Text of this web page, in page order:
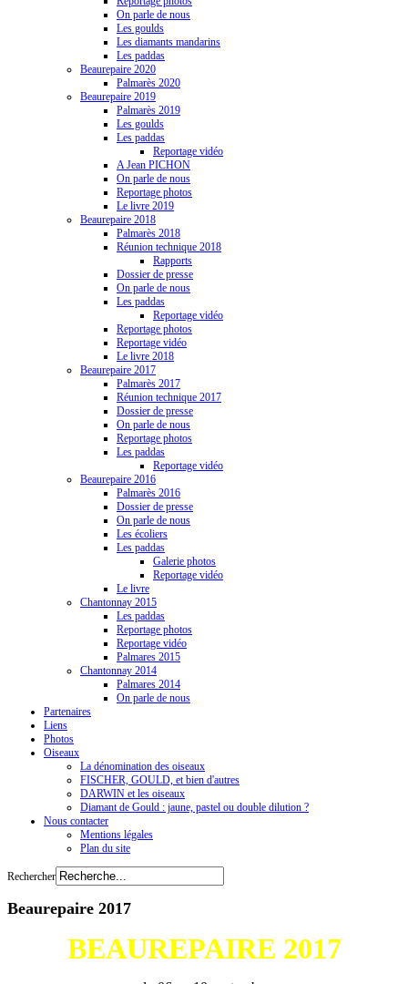
On parle de nous
Les goulds
Les diamants mandarins
Les paddas
Beaurepaire 2020
Palmarès 2020
Beaurepaire 2019
Palmarès 2019
Les goulds
Les paddas
Reportage vidéo
A Jean PICHON
On parle de nous
Reportage photos
Le livre 2019
Beaurepaire 2018
Palmarès 2018
Réunion technique 2018
Rapports
Dossier de presse
On parle de nous
Les paddas
Reportage vidéo
Reportage photos
Reportage vidéo
Le livre 2018
Beaurepaire 2017
Palmarès 2017
Réunion technique 2017
Dossier de presse
On parle de nous
Reportage photos
Les paddas
Reportage vidéo
Beaurepaire 2016
Palmarès 2016
Dossier de presse
On parle de nous
Les écoliers
Les paddas
Galerie photos
Reportage vidéo
Le livre
Chantonnay 2015
Les paddas
Reportage photos
Reportage vidéo
Palmares 2015
Chantonnay 2014
Palmares 2014
On parle de nous
Partenaires
Liens
Photos
Oiseaux
La dénomination des oiseaux
FISCHER, GOULD, et bien d'autres
DARWIN et les oiseaux
Diamant de Gould : jaune, pastel ou double dilution ?
Nous contacter
Mentions légales
Plan du site
Rechercher
Beaurepaire 2017
BEAUREPAIRE 2017